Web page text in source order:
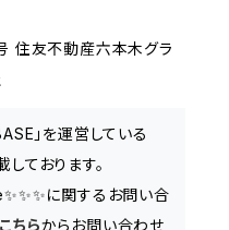
住友不動産六本木グラ
」を運営している
ております。
に関するお問い合
こちらからお問い合わせ